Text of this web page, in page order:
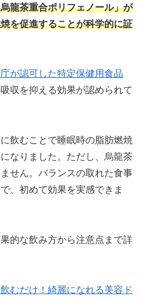
龍茶重合ポリフェノール」が
を促進することが科学的に証
が認可した特定保健用食品
収を抑える効果が認められて
飲むことで睡眠時の脂肪燃焼
なりました。ただし、烏龍茶
せん。バランスの取れた食事
、初めて効果を実感できま
的な飲み方から注意点まで詳
むだけ！綺麗になれる美容ド